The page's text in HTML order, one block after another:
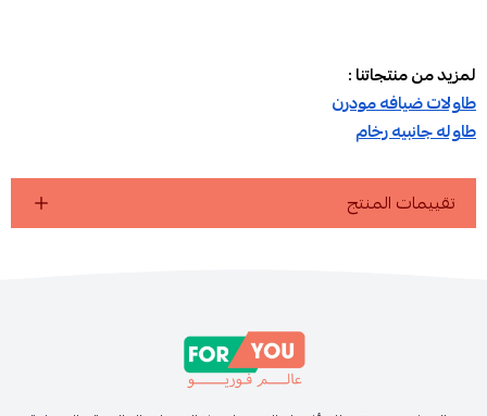
لمزيد من منتجاتنا :
طاولات ضيافه مودرن
طاوله جانبيه رخام
تقييمات المنتج